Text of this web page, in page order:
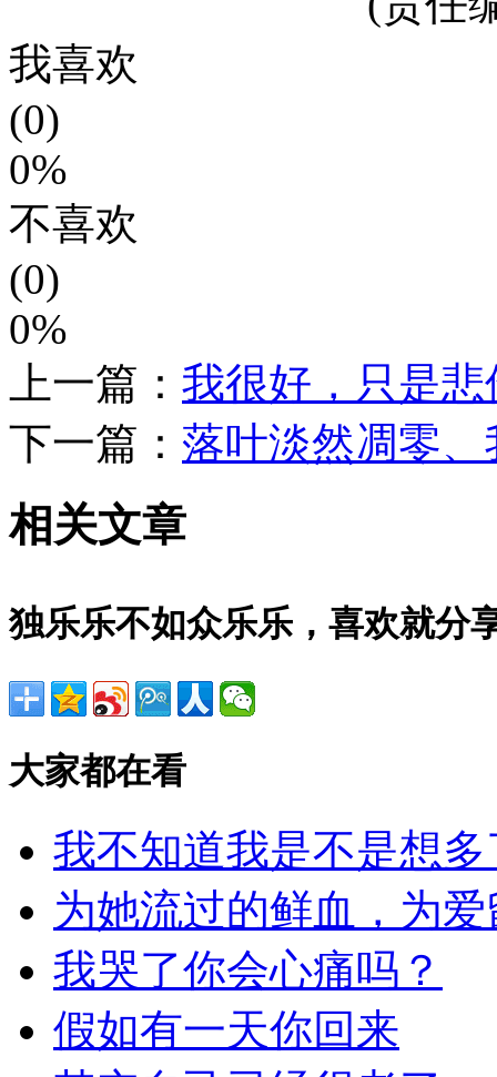
我喜欢
(0)
0%
不喜欢
(0)
0%
上一篇： 我很好，只是悲
下一篇： 落叶淡然凋零
相关文章
独乐乐不如众乐乐，喜欢就分
大家都在看
我不知道我是不是想多
为她流过的鲜血，为
我哭了你会心痛吗？
假如有一天你回来